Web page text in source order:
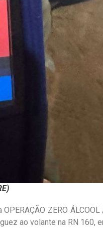
ZERO ÁLCOOL
ao volante na RN 160,